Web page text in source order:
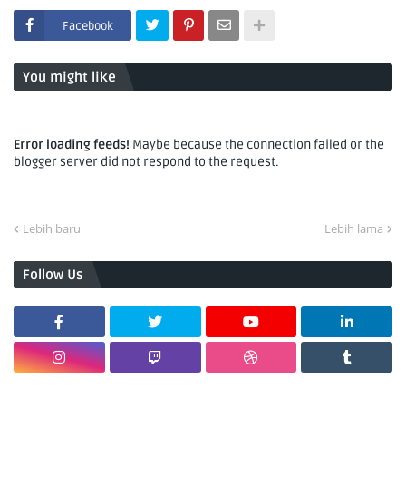
Facebook
You might like
Error loading feeds! Maybe because the connection failed or the
blogger server did not respond to the request.
Lebih baru Lebih lama
Follow Us